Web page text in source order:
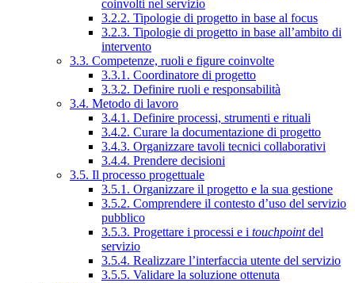
coinvolti nel servizio
3.2.2. Tipologie di progetto in base al focus
3.2.3. Tipologie di progetto in base all’ambito di
intervento
3.3. Competenze, ruoli e figure coinvolte
3.3.1. Coordinatore di progetto
3.3.2. Definire ruoli e responsabilità
3.4. Metodo di lavoro
3.4.1. Definire processi, strumenti e rituali
3.4.2. Curare la documentazione di progetto
3.4.3. Organizzare tavoli tecnici collaborativi
3.4.4. Prendere decisioni
3.5. Il processo progettuale
3.5.1. Organizzare il progetto e la sua gestione
3.5.2. Comprendere il contesto d’uso del servizio
pubblico
3.5.3. Progettare i processi e i touchpointdel
servizio
3.5.4. Realizzare l’interfaccia utente del servizio
3.5.5. Validare la soluzione ottenuta